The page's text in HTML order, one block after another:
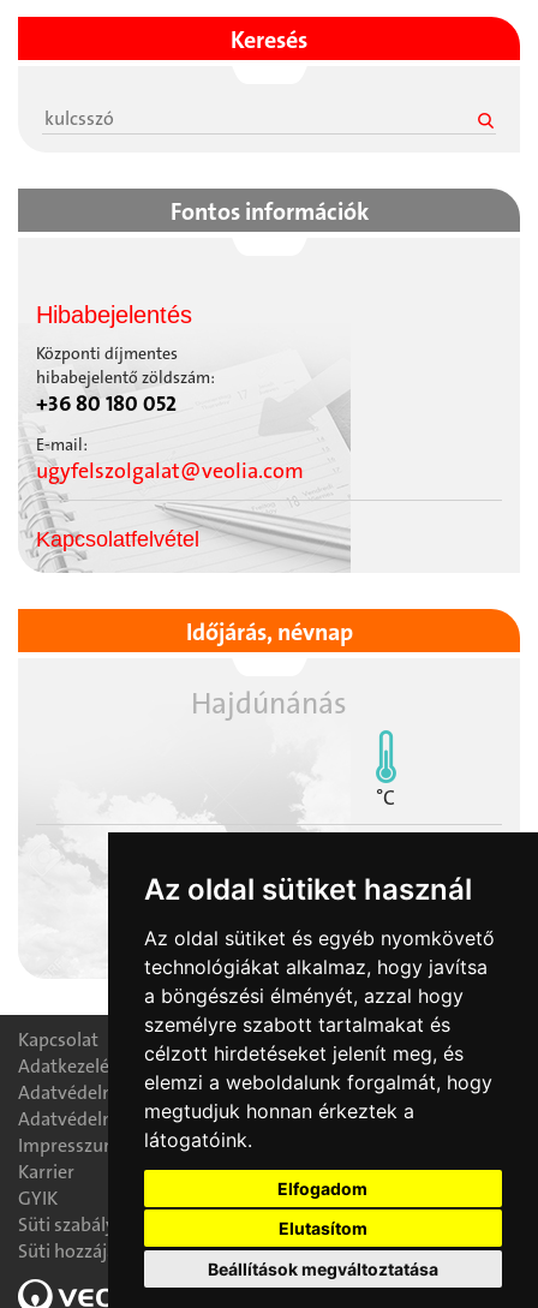
Az oldal sütiket használ
Az oldal sütiket és egyéb nyomkövető
technológiákat alkalmaz, hogy javítsa
a böngészési élményét, azzal hogy
személyre szabott tartalmakat és
célzott hirdetéseket jelenít meg, és
elemzi a weboldalunk forgalmát, hogy
megtudjuk honnan érkeztek a
látogatóink.
Elfogadom
Elutasítom
Beállítások megváltoztatása
Keresés
Fontos információk
Hibabejelentés
Központi díjmentes
hibabejelentő zöldszám:
+36 80 180 052
E-mail:
ugyfelszolgalat@veolia.com
Kapcsolatfelvétel
Időjárás, névnap
Hajdúnánás
°C
Emőd napja
Kapcsolat
Adatkezelési nyilatkozat
Adatvédelmi tájékoztató
Adatvédelmi tisztségviselő
Impresszum
Karrier
GYIK
Süti szabályzat
Süti hozzájárulás módosítása